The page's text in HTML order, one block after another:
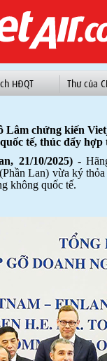
HĐQT Thư của
Lâm chứng kiến
tế, thúc đẩy
21/10/2025) -
Lan) vừa ký
không quốc tế.